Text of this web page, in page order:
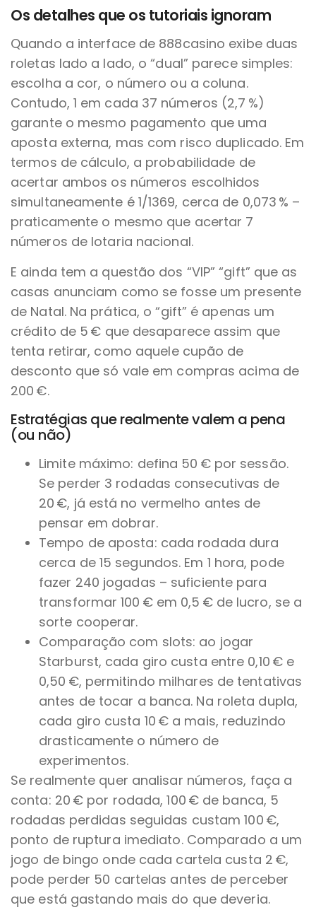
Os detalhes que os tutoriais ignoram
Quando a interface de 888casino exibe duas
roletas lado a lado, o “dual” parece simples:
escolha a cor, o número ou a coluna.
Contudo, 1 em cada 37 números (2,7 %)
garante o mesmo pagamento que uma
aposta externa, mas com risco duplicado. Em
termos de cálculo, a probabilidade de
acertar ambos os números escolhidos
simultaneamente é 1/1369, cerca de 0,073 % –
praticamente o mesmo que acertar 7
números de lotaria nacional.
E ainda tem a questão dos “VIP” “gift” que as
casas anunciam como se fosse um presente
de Natal. Na prática, o “gift” é apenas um
crédito de 5 € que desaparece assim que
tenta retirar, como aquele cupão de
desconto que só vale em compras acima de
200 €.
Estratégias que realmente valem a pena
(ou não)
Limite máximo: defina 50 € por sessão.
Se perder 3 rodadas consecutivas de
20 €, já está no vermelho antes de
pensar em dobrar.
Tempo de aposta: cada rodada dura
cerca de 15 segundos. Em 1 hora, pode
fazer 240 jogadas – suficiente para
transformar 100 € em 0,5 € de lucro, se a
sorte cooperar.
Comparação com slots: ao jogar
Starburst, cada giro custa entre 0,10 € e
0,50 €, permitindo milhares de tentativas
antes de tocar a banca. Na roleta dupla,
cada giro custa 10 € a mais, reduzindo
drasticamente o número de
experimentos.
Se realmente quer analisar números, faça a
conta: 20 € por rodada, 100 € de banca, 5
rodadas perdidas seguidas custam 100 €,
ponto de ruptura imediato. Comparado a um
jogo de bingo onde cada cartela custa 2 €,
pode perder 50 cartelas antes de perceber
que está gastando mais do que deveria.